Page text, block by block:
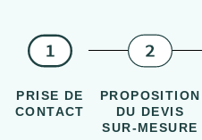
PRISE DE
CONTACT
PROPOSITION
DU DEVIS
SUR-MESURE